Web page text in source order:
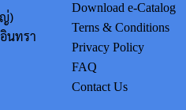
)
นทรา
Download e-Catalog
Terns & Conditions
Privacy Policy
FAQ
Contact Us